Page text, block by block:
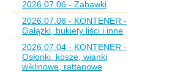
2026.07.06 - Zabawki
2026.07.06 - KONTENER -
Gałązki, bukiety liści i inne
2026.07.04 - KONTENER -
Osłonki, kosze, wianki
wiklinowe, rattanowe